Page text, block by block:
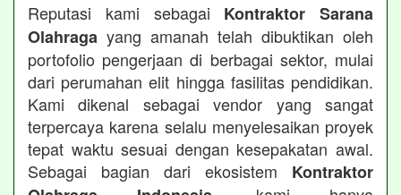
Reputasi kami sebagai Kontraktor Sarana
Olahraga yang amanah telah dibuktikan oleh
portofolio pengerjaan di berbagai sektor, mulai
dari perumahan elit hingga fasilitas pendidikan.
Kami dikenal sebagai vendor yang sangat
terpercaya karena selalu menyelesaikan proyek
tepat waktu sesuai dengan kesepakatan awal.
Sebagai bagian dari ekosistem Kontraktor